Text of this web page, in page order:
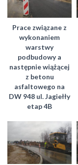
Prace związane z
wykonaniem
warstwy
podbudowy a
następnie wiążącej
z betonu
asfaltowego na
DW 948 ul. Jagiełły
etap 4B